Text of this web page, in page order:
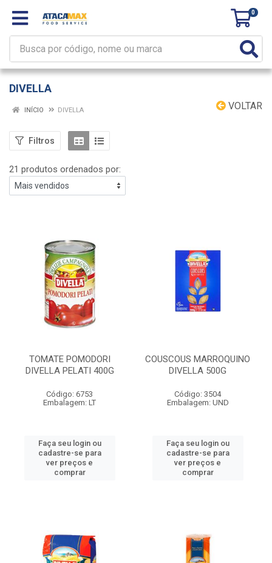
0
DIVELLA
VOLTAR
INÍCIO DIVELLA
Filtros
21 produtos ordenados por:
TOMATE POMODORI
DIVELLA PELATI 400G
Código: 6753
Embalagem: LT
Faça seu login ou
cadastre-se para
ver preços e
comprar
COUSCOUS MARROQUINO
DIVELLA 500G
Código: 3504
Embalagem: UND
Faça seu login ou
cadastre-se para
ver preços e
comprar